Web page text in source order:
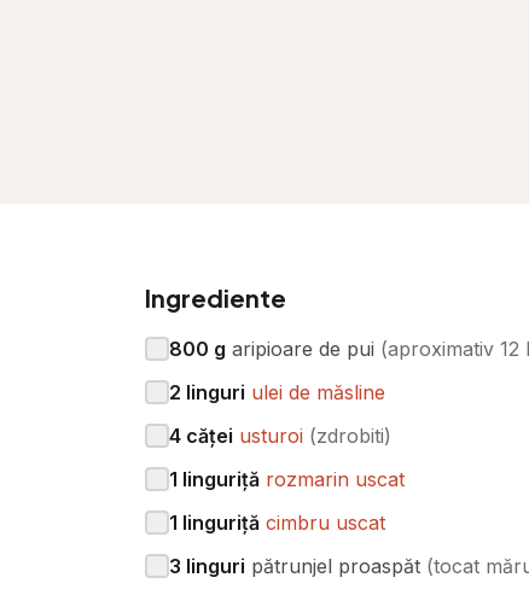
Ingrediente
800 g aripioare de pui (aproximativ 12
2 linguri ulei de măsline
4 căței usturoi (zdrobiti)
1 linguriță rozmarin uscat
1 linguriță cimbru uscat
3 linguri pătrunjel proaspăt (tocat